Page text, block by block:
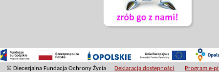
© Diecezjalna Fundacja Ochrony Życia Deklaracja dostępności
Program e-